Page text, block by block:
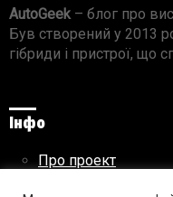
AutoGeek– блог про
Був створений у 2013
гібриди і пристрої, що
Інфо
Про проект